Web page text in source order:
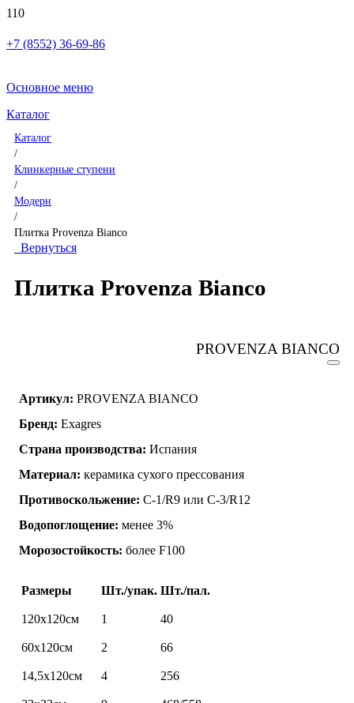
+7 (8552) 36-69-86
Основное меню
Каталог
Каталог
/
Клинкерные ступени
/
Модерн
/
Плитка Provenza Bianco
Вернуться
Плитка Provenza Bianco
PROVENZA BIANCO
Артикул: PROVENZA BIANCO
Бренд: Exagres
Страна производства: Испания
Материал: керамика сухого прессования
Противоскольжение: C-1/R9 или C-3/R12
Водопоглощение: менее 3%
Морозостойкость: более F100
Размеры Шт./упак. Шт./пал.
120х120см 1 40
60х120см 2 66
14,5х120см 4 256